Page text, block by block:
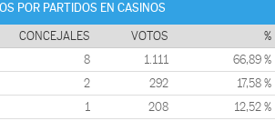
POR PARTIDOS EN CASINOS
CONCEJALES VOTOS %
8 1.111 66,89 %
2 292 17,58 %
1 208 12,52 %